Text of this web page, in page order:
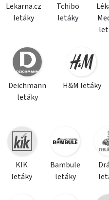
Lekarna.cz
letáky
Tchibo
letáky
Deichmann
letáky
H&M letáky
KIK
letáky
Bambule
letáky